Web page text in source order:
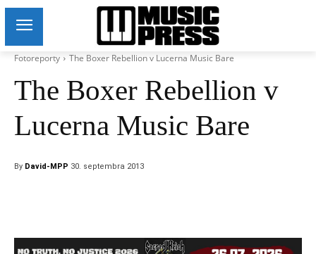
Fotoreporty The Boxer Rebellion v Lucerna Music Bare
The Boxer Rebellion v
Lucerna Music Bare
By David-MPP 30. septembra 2013